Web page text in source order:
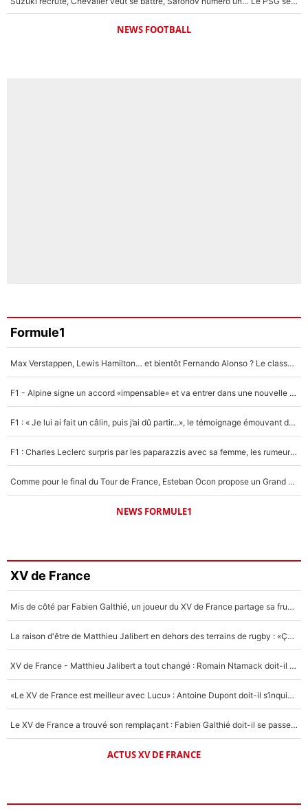
NEWS FOOTBALL
Formule1
Max Verstappen, Lewis Hamilton… et bientôt Fernando Alonso ? Le classement des pilotes les mieux payés en Formule 1 risque de changer !
F1 - Alpine signe un accord «impensable» et va entrer dans une nouvelle dimension : Grande nouvelle pour Pierre Gasly !
F1 : « Je lui ai fait un câlin, puis j’ai dû partir...», le témoignage émouvant de Max Verstappen sur sa fille
F1 : Charles Leclerc surpris par les paparazzis avec sa femme, les rumeurs étaient vraies !
Comme pour le final du Tour de France, Esteban Ocon propose un Grand Prix de Formule 1 à Paris : «Autour de l’Arc de Triomphe, ce serait génial» !
NEWS FORMULE1
XV de France
Mis de côté par Fabien Galthié, un joueur du XV de France partage sa frustration : «ils ne me l’ont pas dit tout de suite»
La raison d'être de Matthieu Jalibert en dehors des terrains de rugby : «Ça m'atteint autant que si tu touches à un membre de ma famille»
XV de France - Matthieu Jalibert a tout changé : Romain Ntamack doit-il s’inquiéter pour sa place à un an de la Coupe du monde ?
«Le XV de France est meilleur avec Lucu» : Antoine Dupont doit-il s’inquiéter pour sa place ?
Le XV de France a trouvé son remplaçant : Fabien Galthié doit-il se passer d'Antoine Dupont ?
ACTUS XV DE FRANCE